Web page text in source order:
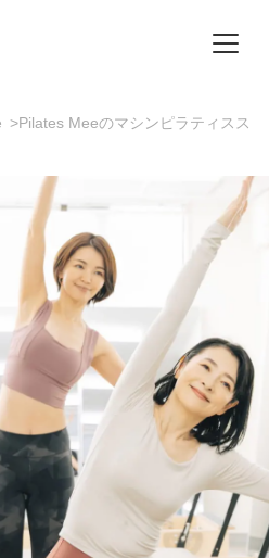
>Pilates Meeのマシンピラティスス